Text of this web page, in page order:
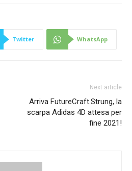
Twitter WhatsApp
Next article
Arriva FutureCraft.Strung, la
scarpa Adidas 4D attesa per
fine 2021!